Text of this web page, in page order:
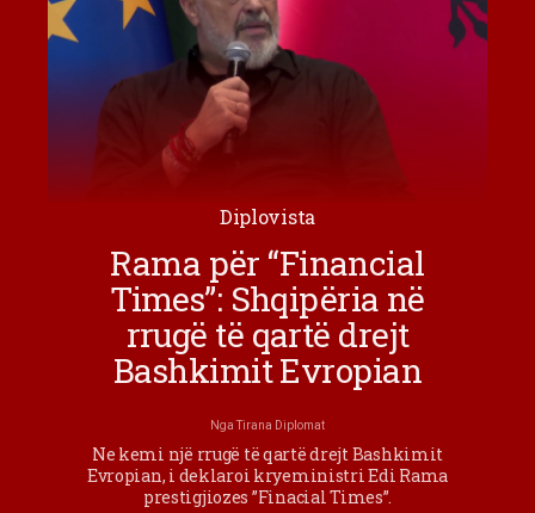
Diplovista
Rama për “Financial
Times”: Shqipëria në
rrugë të qartë drejt
Bashkimit Evropian
NgaTirana Diplomat
Ne kemi një rrugë të qartë drejt Bashkimit
Evropian, i deklaroi kryeministri Edi Rama
prestigjiozes ”Finacial Times”.